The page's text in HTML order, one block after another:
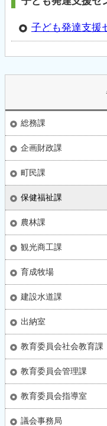
子ども発達支援
総務課
企画財政課
町民課
保健福祉課
農林課
観光商工課
育成牧場
建設水道課
出納室
教育委員会社会教育課
教育委員会管理課
教育委員会指導室
議会事務局